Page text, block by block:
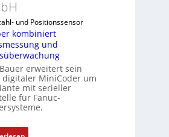
und Positionssensor
kombiniert
und
erweitert sein
digitaler MiniCoder um
mit serieller
für Fanuc-